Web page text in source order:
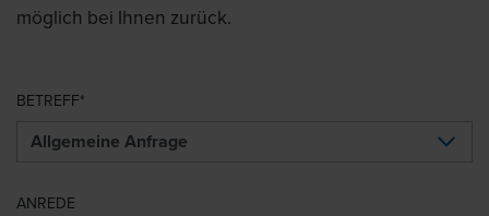
möglich bei Ihnen zurück.
BETREFF
ANREDE